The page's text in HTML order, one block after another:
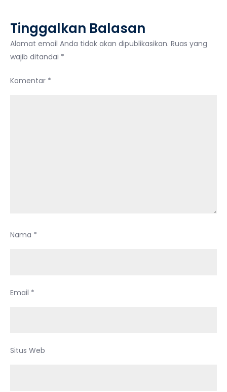
Tinggalkan Balasan
Alamat email Anda tidak akan dipublikasikan. Ruas yang
wajib ditandai *
Komentar *
Nama *
Email *
Situs Web